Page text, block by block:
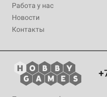
Работа у нас
Новости
Контакты